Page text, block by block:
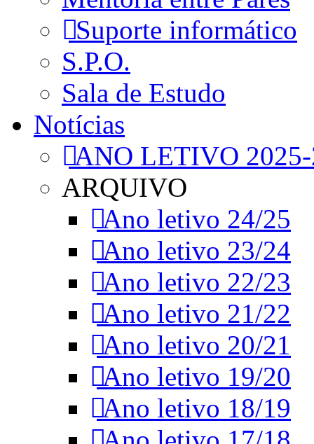
Suporte informático
S.P.O.
Sala de Estudo
Notícias
ANO LETIVO
ARQUIVO
Ano letivo 24/25
Ano letivo 23/24
Ano letivo 22/23
Ano letivo 21/22
Ano letivo 20/21
Ano letivo 19/20
Ano letivo 18/19